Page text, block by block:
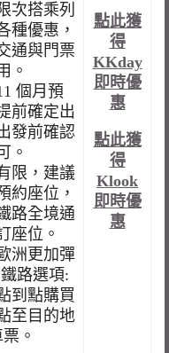
次搭乘列
種優惠，
通與門票
。
個月預
前確定出
發前確認
。
限，建議
約座位，
路全境通
座位。
洲更加彈
路選項:
到點購買
至目的地
。
點此獲
得
KKday
即時優
惠
點此獲
得
Klook
即時優
惠